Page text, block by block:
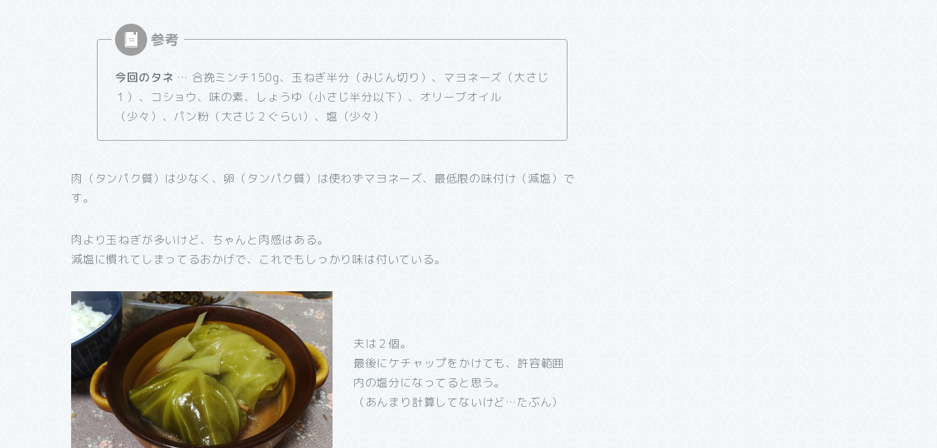
今回のタネ … 合挽ミンチ150g、玉ねぎ半分（みじん切り）、マヨネーズ（大さじ
１）、コショウ、味の素、しょうゆ（小さじ半分以下）、オリーブオイル
（少々）、パン粉（大さじ２ぐらい）、塩（少々）
肉（タンパク質）は少なく、卵（タンパク質）は使わずマヨネーズ、最低限の味付け（減塩）で
す。
肉より玉ねぎが多いけど、ちゃんと肉感はある。
減塩に慣れてしまってるおかげで、これでもしっかり味は付いている。
夫は２個。
最後にケチャップをかけても、許容範囲
内の塩分になってると思う。
（あんまり計算してないけど…たぶん）